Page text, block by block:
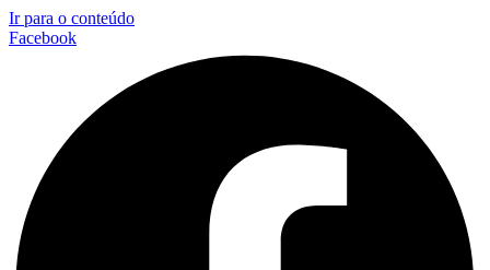
Ir para o conteúdo
Facebook